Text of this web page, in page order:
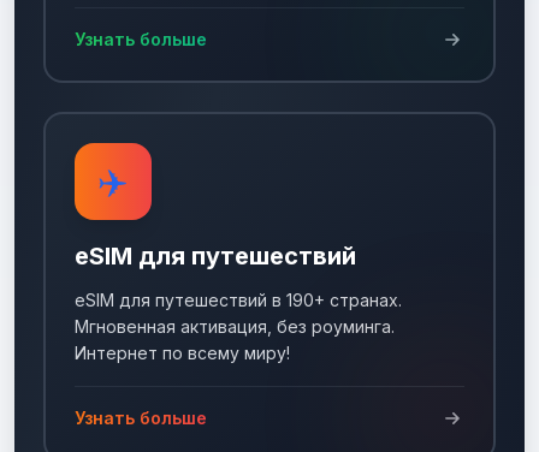
Узнать больше
✈️
eSIM для путешествий
eSIM для путешествий в 190+ странах.
Мгновенная активация, без роуминга.
Интернет по всему миру!
Узнать больше